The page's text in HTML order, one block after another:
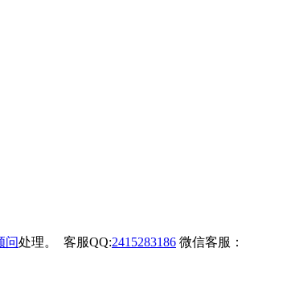
问处理。 客服QQ:2415283186 微信客服：